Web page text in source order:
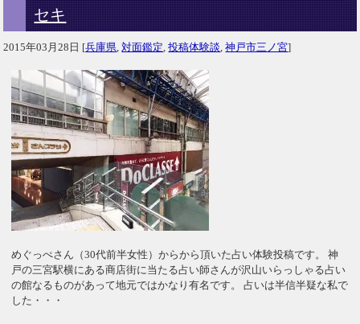
セキ
2015年03月28日 [兵庫県 ,対面鑑定 ,投稿体験談 ,神戸市三ノ宮]
めぐっぺさん（30代前半女性）からから頂いた占い体験投稿です。 神
戸の三宮駅横にある商店街に当たる占い師さんが沢山いらっしゃる占い
の館なるものがあって地元ではかなり有名です。 占いは半信半疑な私で
した・・・